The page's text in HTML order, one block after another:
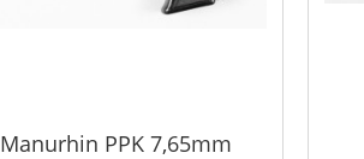
Manurhin PPK 7,65mm